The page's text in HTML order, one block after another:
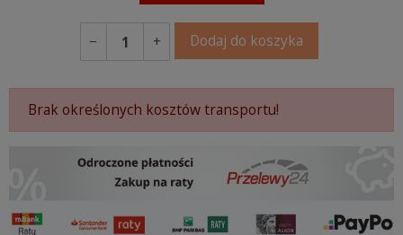
− + Dodaj do koszyka
Brak określonych kosztów transportu!